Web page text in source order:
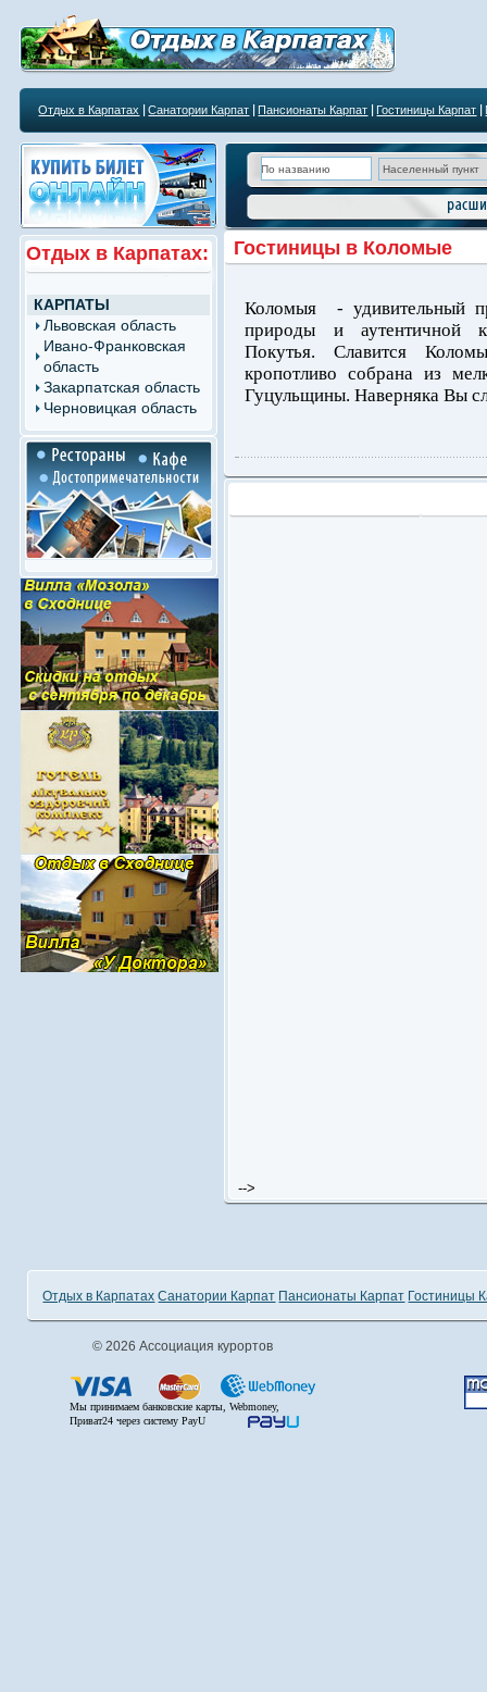
Отдых в Карпатах Санатории Карпат Пансионаты Карпат Гостиницы Карпат
Отдых в Карпатах:
КАРПАТЫ
Львовская область
Ивано-Франковская
область
Закарпатская область
Черновицкая область
Гостиницы в Коломые
Коломыя - удивительный
природы и аутентичной
Покутья. Славится
кропотливо собрана из
Гуцульщины. Наверняка Вы
-->
Отдых в Карпатах Санатории Карпат Пансионаты Карпат Гостиницы
© 2026 Ассоциация курортов
Мы принимаем банковские карты, Webmoney,
Приват24 через систему PayU